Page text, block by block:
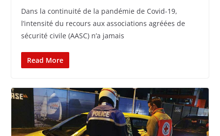
Dans la continuité de la pandémie de Covid-19,
l’intensité du recours aux associations agréées de
sécurité civile (AASC) n’a jamais
Read More